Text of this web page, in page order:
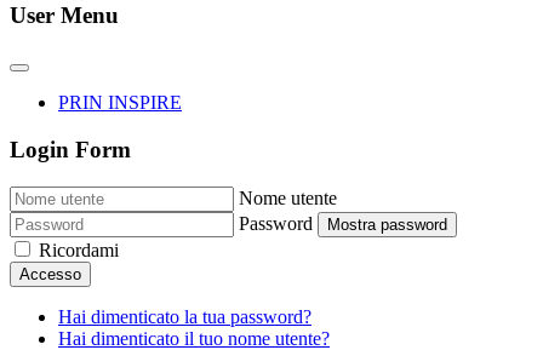
User Menu
PRIN INSPIRE
Login Form
Nome utente
Password
Mostra password
Ricordami
Accesso
Hai dimenticato la tua password?
Hai dimenticato il tuo nome utente?